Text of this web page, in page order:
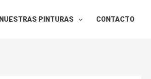
NUESTRAS PINTURAS CONTACTO